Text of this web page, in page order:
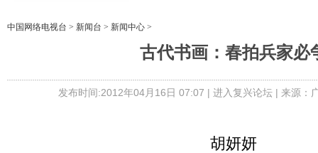
中国网络电视台 > 新闻台 > 新闻中心 >
古代书画：春拍兵家必
发布时间:2012年04月16日 07:07 | 进入复兴论坛| 来源：
胡妍妍